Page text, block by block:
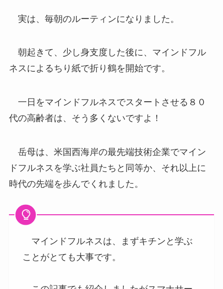
実は、毎朝のルーティンになりました。
朝起きて、少し身支度した後に、マインドフル
ネスによるちり紙で折り鶴を開始です。
一日をマインドフルネスでスタートさせる８０
代の高齢者は、そう多くないですよ！
岳母は、米国西海岸の最先端技術企業でマイン
ドフルネスを学ぶ社員たちと同等か、それ以上に
時代の先端を歩んでくれました。
マインドフルネスは、まずキチンと学ぶ
ことがとても大事です。